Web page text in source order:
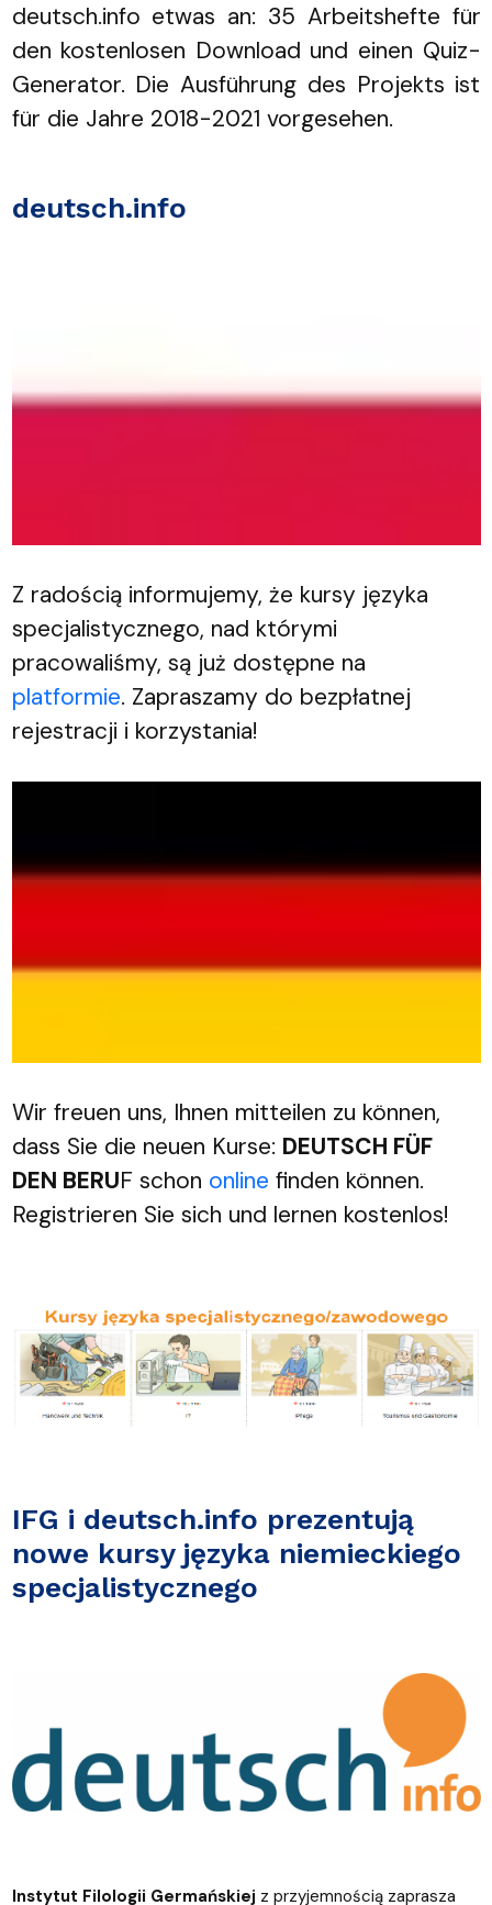
deutsch.info etwas an: 35 Arbeitshefte für
den kostenlosen Download und einen Quiz-
Generator. Die Ausführung des Projekts ist
für die Jahre 2018-2021 vorgesehen.
deutsch.info
Z radością informujemy, że kursy języka
specjalistycznego, nad którymi
pracowaliśmy, są już dostępne na
platformie. Zapraszamy do bezpłatnej
rejestracji i korzystania!
Wir freuen uns, Ihnen mitteilen zu können,
dass Sie die neuen Kurse: DEUTSCH FÜF
DEN BERUF schon online finden können.
Registrieren Sie sich und lernen kostenlos!
IFG i deutsch.info prezentują
nowe kursy języka niemieckiego
specjalistycznego
Instytut Filologii Germańskiej z przyjemnością zaprasza